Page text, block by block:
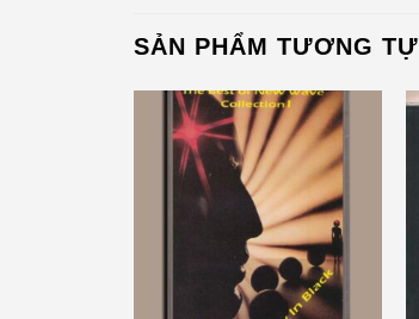
SẢN PHẨM TƯƠNG TỰ